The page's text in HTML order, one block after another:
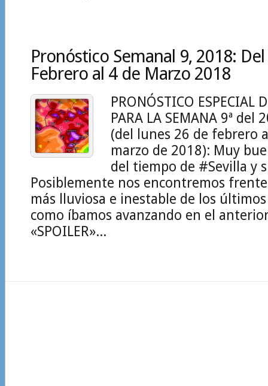
Pronóstico Semanal 9, 2018:
Febrero al 4 de Marzo 2018
PRONÓSTICO ESPECIAL
PARA LA SEMANA 9ª del
(del lunes 26 de febrero
marzo de 2018): Muy
del tiempo de #Sevilla y
Posiblemente nos encontremos
más lluviosa e inestable de los
como íbamos avanzando en el
«SPOILER»...